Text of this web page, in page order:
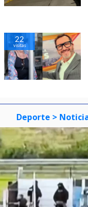
22
visitas
Deporte >